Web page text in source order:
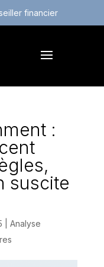
financier
:
suscite
Analyse